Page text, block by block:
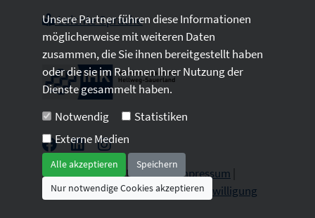
Leichte Sprache
2026 © All Rights Reserved.Impressum
Datenschutz|Sitemap|Cookie-Einwilligung
Unsere Partner führen diese Informationen
möglicherweise mit weiteren Daten
zusammen, die Sie ihnen bereitgestellt haben
oder die sie im Rahmen Ihrer Nutzung der
Dienste gesammelt haben.
Notwendig
Statistiken
Externe Medien
Alle akzeptieren
Speichern
Nur notwendige Cookies akzeptieren